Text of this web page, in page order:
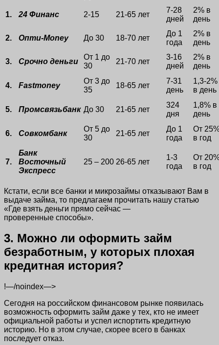
1. 24 Финанс 2-15 21-65 лет
7-28
дней
2% в
день
2. Опти-Money До 30 18-70 лет
До 1
года
2% в
день
3. Срочно деньги
От 1 до
30
21-70 лет
3-16
дней
2% в
день
4. Fastmoney
От 3 до
35
18-65 лет
7-31
день
1,3-2%
в день
5. Промсвязьбанк До 30 21-65 лет
324
дня
1,8% в
день
6. Совкомбанк
От 5 до
30
21-65 лет
До 1
года
От
в год
7.
Банк
Восточный
Экспресс
25 – 200 26-65 лет
1-3
года
От
в год
Кстати, если все банки и микрозаймы отказывают Вам в
выдаче займа, то предлагаем прочитать нашу статью
«Где взять деньги прямо сейчас —
проверенные способы».
3. Можно ли оформить займ
безработным, у которых плохая
кредитная история?
!—/noindex—>
Сегодня на российском финансовом рынке появилась
возможность оформить займ даже у тех, кто не имеет
официальной работы и успел испортить кредитную
историю. Но в этом случае, скорее всего в банках
последует отказ.